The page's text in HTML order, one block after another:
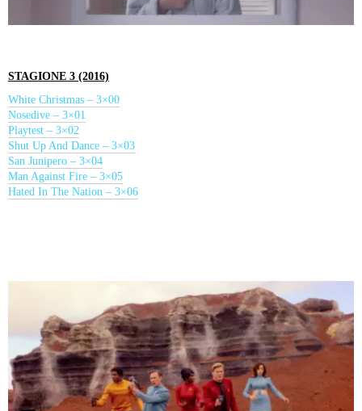
STAGIONE 3 (2016)
White Christmas – 3×00
Nosedive – 3×01
Playtest – 3×02
Shut Up And Dance – 3×03
San Junipero – 3×04
Man Against Fire – 3×05
Hated In The Nation – 3×06